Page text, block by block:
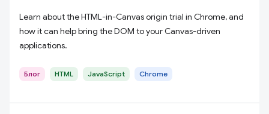
Learn about the HTML-in-Canvas origin trial in Chrome, and
how it can help bring the DOM to your Canvas-driven
applications.
Блог HTML JavaScript Chrome